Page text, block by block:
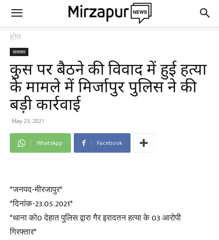
होम
समाचार
कुर्सी पर बैठने की विवाद में हुई हत्या
के मामले में मिर्जापुर पुलिस ने की
बड़ी कार्रवाई
May 23, 2021
WhatsApp Facebook
*जनपद-मीरजापुर*
*दिनांक-23.05.2021*
*थाना को0 देहात पुलिस द्वारा गैर इरादतन हत्या के 03 आरोपी
गिरफ्तार*